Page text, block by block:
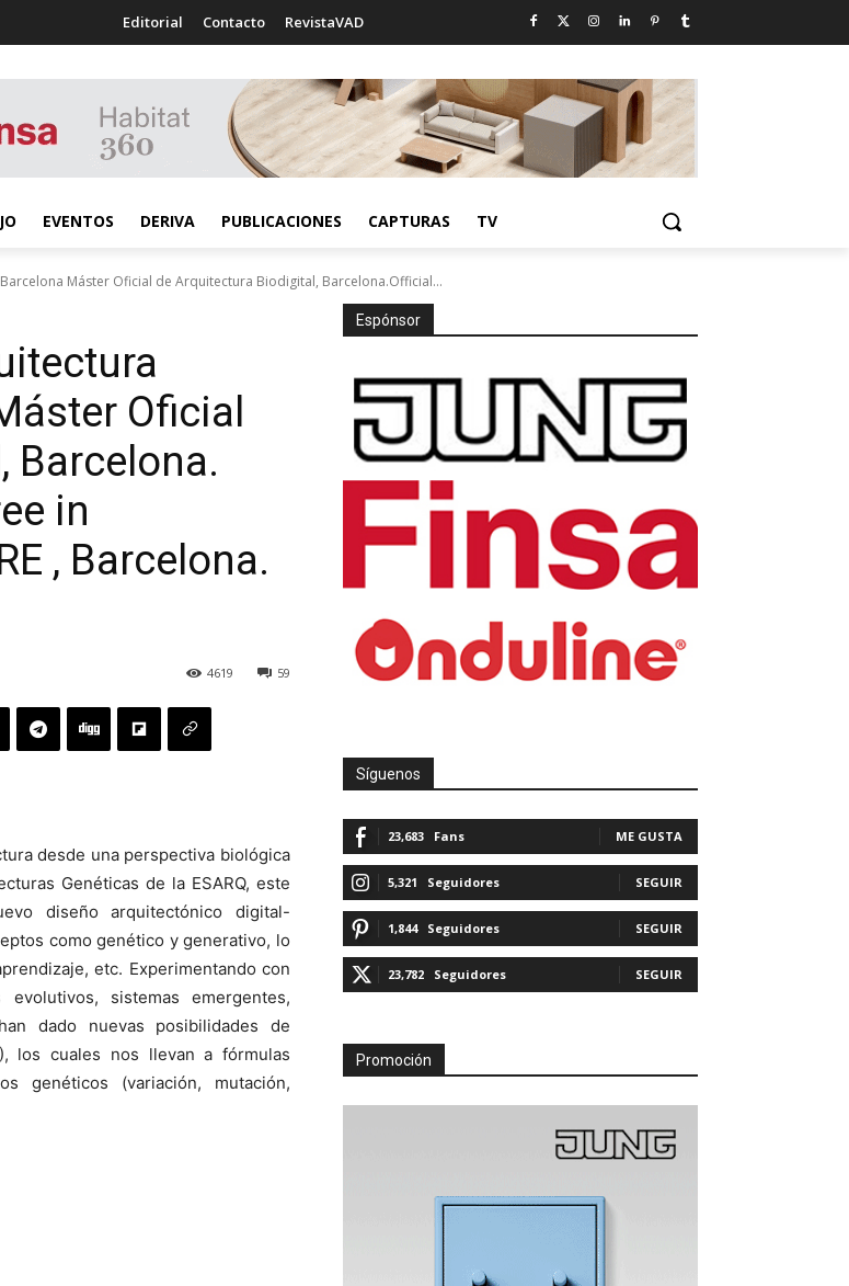
Editorial Contacto RevistaVAD
EVENTOS DERIVA PUBLICACIONES CAPTURAS TV
Máster Oficial de Arquitectura Biodigital, Barcelona.Official...
Oficial
Barcelona.
in
, Barcelona.
59
4619
desde una perspectiva biológica
Genéticas de la ESARQ, este
diseño arquitectónico digital-
como genético y generativo, lo
etc. Experimentando con
sistemas emergentes,
dado nuevas posibilidades de
los cuales nos llevan a fórmulas
genéticos (variación, mutación,
Espónsor
Síguenos
23,683 Fans ME GUSTA
5,321 Seguidores SEGUIR
1,844 Seguidores SEGUIR
23,782 Seguidores SEGUIR
Promoción